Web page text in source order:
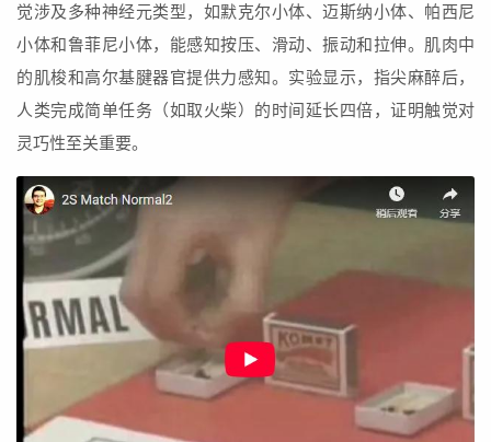
觉涉及多种神经元类型，如默克尔小体、迈斯纳小体、帕西尼
小体和鲁菲尼小体，能感知按压、滑动、振动和拉伸。肌肉中
的肌梭和高尔基腱器官提供力感知。实验显示，指尖麻醉后，
人类完成简单任务（如取火柴）的时间延长四倍，证明触觉对
灵巧性至关重要。